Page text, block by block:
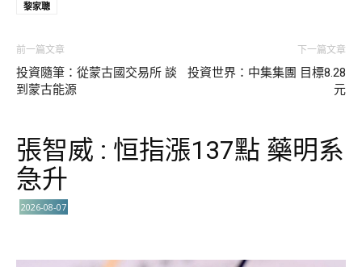
黎家聰
前一篇文章
投資隨筆：從蒙古國交易所 談
到蒙古能源
下一篇文章
投資世界：中集集團 目標8.28
元
張智威 : 恒指漲137點 藥明系
急升
2026-08-07